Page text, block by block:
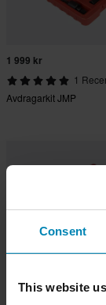
Consent
This website
1 999 kr
1
Avdragarkit JMP